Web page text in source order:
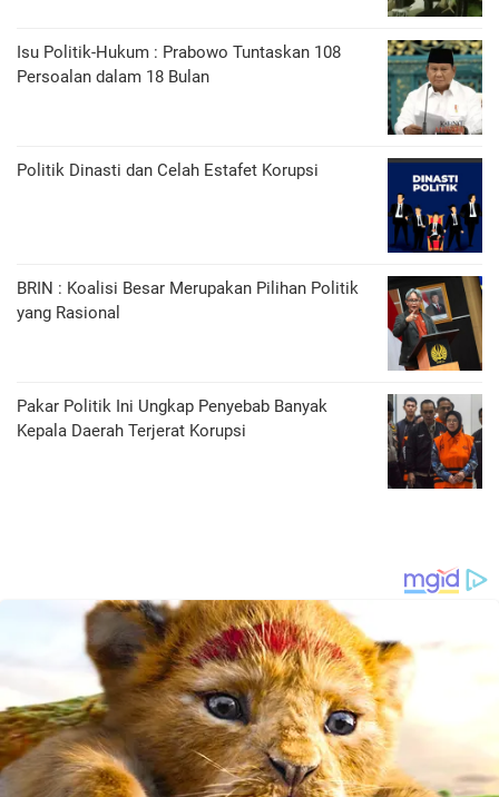
Isu Politik-Hukum : Prabowo Tuntaskan 108
Persoalan dalam 18 Bulan
Politik Dinasti dan Celah Estafet Korupsi
BRIN : Koalisi Besar Merupakan Pilihan Politik
yang Rasional
Pakar Politik Ini Ungkap Penyebab Banyak
Kepala Daerah Terjerat Korupsi